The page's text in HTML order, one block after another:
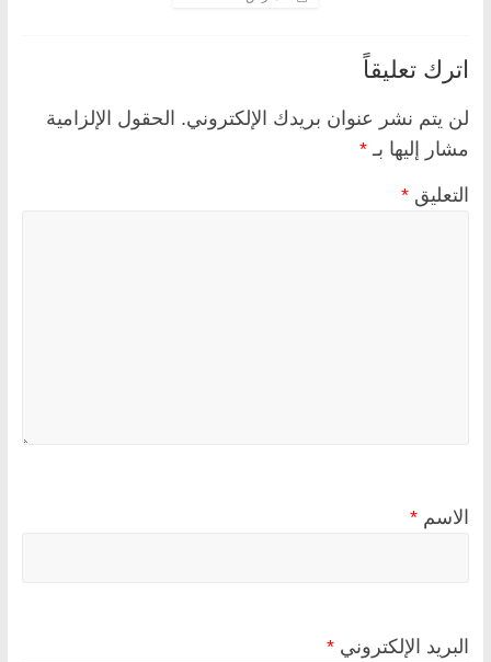
اترك تعليقاً
لن يتم نشر عنوان بريدك الإلكتروني. الحقول الإلزامية
مشار إليها بـ *
التعليق *
الاسم *
البريد الإلكتروني *